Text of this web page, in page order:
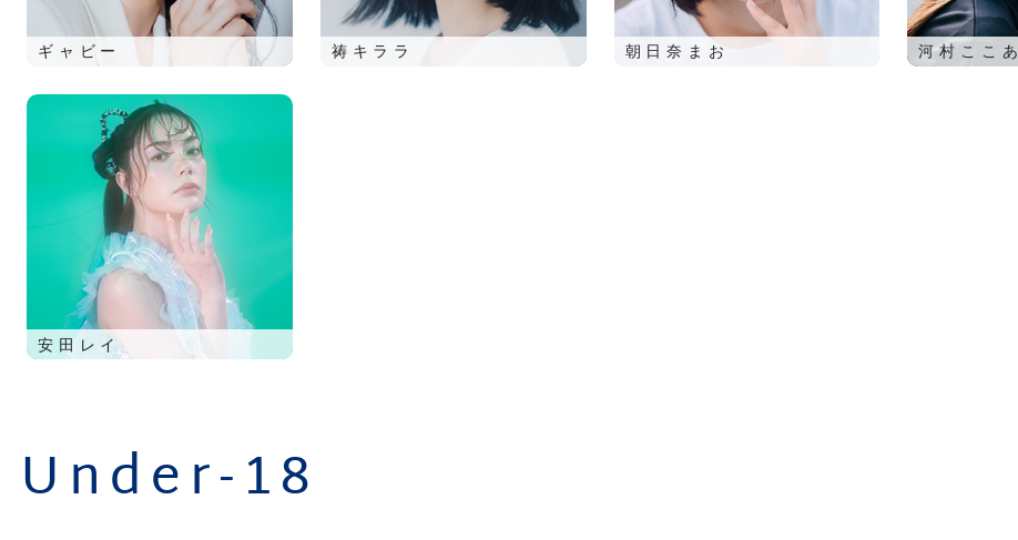
ギャビー 祷キララ 朝日奈まお 河村ここあ
安田レイ
Under-18